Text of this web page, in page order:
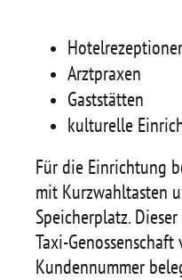
Arztpraxen
Gaststätten
kulturelle
Für die Einrichtung
mit Kurzwahltasten
Speicherplatz.
Taxi-
Kundennummer